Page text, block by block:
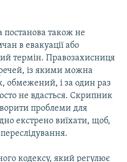
постанова також не
в евакуації або
термін. Правозахисниця
із якими можна
обмежений, і за один раз
не вдасться. Скрипник
проблеми для
екстрено виїхати, щоб,
кодексу, який регулює